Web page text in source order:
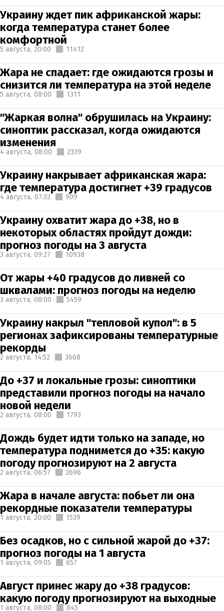
Украину ждет пик африканской жары:
когда температура станет более
комфортной
5 августа, 20:00 11412
Жара не спадает: где ожидаются грозы и
снизится ли температура на этой неделе
5 августа, 08:00 1311
"Жаркая волна" обрушилась на Украину:
синоптик рассказал, когда ожидаются
изменения
4 августа, 08:00 2339
Украину накрывает африканская жара:
где температура достигнет +39 градусов
4 августа, 07:33 909
Украину охватит жара до +38, но в
некоторых областях пройдут дожди:
прогноз погоды на 3 августа
3 августа, 09:27 10938
От жары +40 градусов до ливней со
шквалами: прогноз погоды на неделю
3 августа, 08:00 5459
Украину накрыл "тепловой купол": в 5
регионах зафиксированы температурные
рекорды
2 августа, 14:52 3668
До +37 и локальные грозы: синоптики
представили прогноз погоды на начало
новой недели
2 августа, 08:00 1793
Дождь будет идти только на западе, но
температура поднимется до +35: какую
погоду прогнозируют на 2 августа
2 августа, 06:57 2696
Жара в начале августа: побьет ли она
рекордные показатели температуры
1 августа, 20:00 1539
Без осадков, но с сильной жарой до +37:
прогноз погоды на 1 августа
1 августа, 09:05 657
Август принес жару до +38 градусов:
какую погоду прогнозируют на выходные
1 августа, 08:00 845